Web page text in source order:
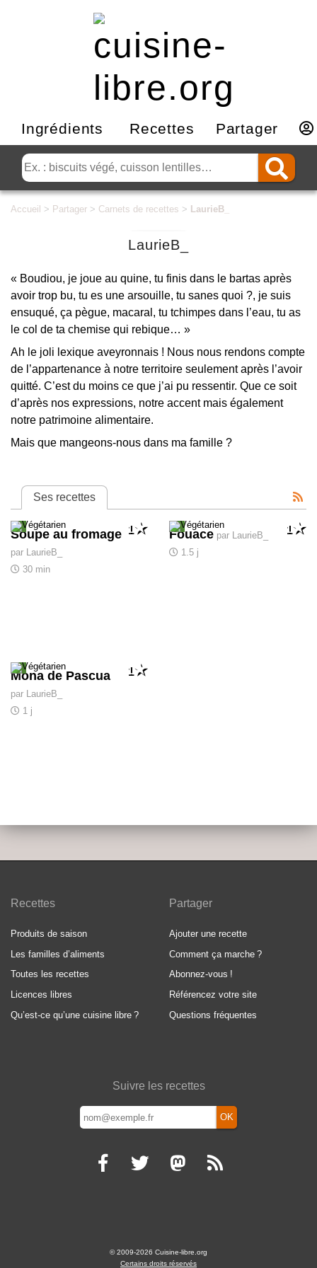
Ingrédients Recettes Partager
Accueil > Partager > Carnets de recettes > LaurieB_
LaurieB_
Boudiou, je joue au quine, tu finis dans le bartas après
avoir trop bu, tu es une arsouille, tu sanes quoi ?, je suis
ensuqué, ça pègue, macaral, tu tchimpes dans l’eau, tu as
le col de ta chemise qui rebique…
Ah le joli lexique aveyronnais ! Nous nous rendons compte
de l’appartenance à notre territoire seulement après l’avoir
quitté. C’est du moins ce que j’ai pu ressentir. Que ce soit
d’après nos expressions, notre accent mais également
notre patrimoine alimentaire.
Mais que mangeons-nous dans ma famille ?
Ses recettes
Soupe au fromage
par LaurieB_
30 min
1 Fouace par LaurieB_
1.5 j
1
Mona de Pascua
par LaurieB_
1 j
1
Recettes
Produits de saison
Les familles d’aliments
Toutes les recettes
Licences libres
Qu’est-ce qu’une cuisine libre ?
Partager
Ajouter une recette
Comment ça marche ?
Abonnez-vous !
Référencez votre site
Questions fréquentes
Suivre les recettes
OK
© 2009-2026 Cuisine-libre.org
Certains droits réservés